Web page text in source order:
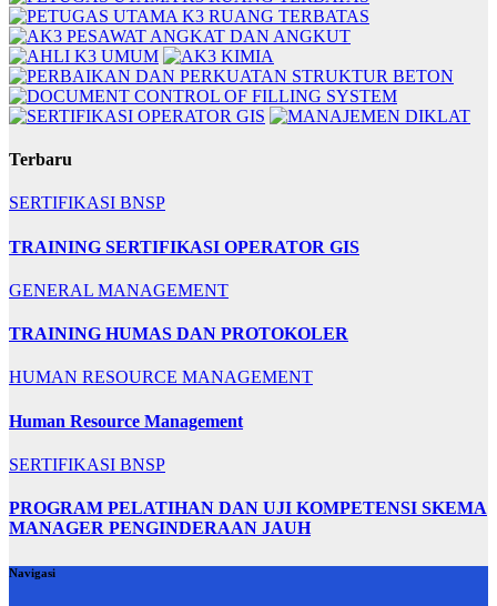
Terbaru
SERTIFIKASI BNSP
TRAINING SERTIFIKASI OPERATOR GIS
GENERAL MANAGEMENT
TRAINING HUMAS DAN PROTOKOLER
HUMAN RESOURCE MANAGEMENT
Human Resource Management
SERTIFIKASI BNSP
PROGRAM PELATIHAN DAN UJI KOMPETENSI SKEMA
MANAGER PENGINDERAAN JAUH
Navigasi